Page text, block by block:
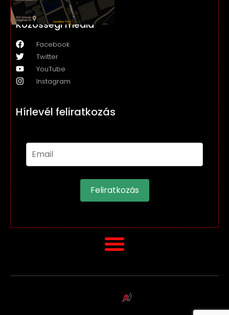
Közösségi média
Facebook
Twitter
YouTube
Instagram
Hírlevél feliratkozás
Feliratkozás